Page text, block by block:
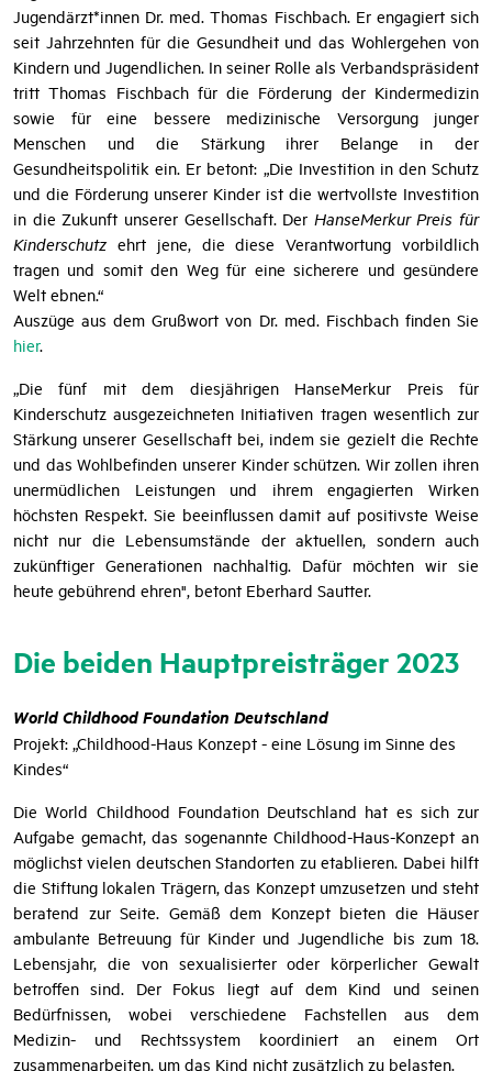
Diesjähriger Schirmherr der Preisverleihung ist der Kinder- und
Jugendarzt und Präsident des Berufsverbandes der Kinder- und
Jugendärzt*innen Dr. med. Thomas Fischbach. Er engagiert sich
seit Jahrzehnten für die Gesundheit und das Wohlergehen von
Kindern und Jugendlichen. In seiner Rolle als Verbandspräsident
tritt Thomas Fischbach für die Förderung der Kindermedizin
sowie für eine bessere medizinische Versorgung junger
Menschen und die Stärkung ihrer Belange in der
Gesundheitspolitik ein. Er betont: „Die Investition in den Schutz
und die Förderung unserer Kinder ist die wertvollste Investition
in die Zukunft unserer Gesellschaft. DerHanseMerkur Preis für
Kinderschutz
tragen und somit den Weg für eine sicherere und gesündere
Welt ebnen.“
hier.
„Die fünf mit dem diesjährigen HanseMerkur Preis für
Kinderschutz ausgezeichneten Initiativen tragen wesentlich zur
Stärkung unserer Gesellschaft bei, indem sie gezielt die Rechte
und das Wohlbefinden unserer Kinder schützen. Wir zollen ihren
unermüdlichen Leistungen und ihrem engagierten Wirken
höchsten Respekt. Sie beeinflussen damit auf positivste Weise
nicht nur die Lebensumstände der aktuellen, sondern auch
Die beiden Hauptpreisträger 2023
World Childhood Foundation Deutschland
Kindes“
Die World Childhood Foundation Deutschland hat es sich zur
Aufgabe gemacht, das sogenannte Childhood-Haus-Konzept an
möglichst vielen deutschen Standorten zu etablieren. Dabei hilft
die Stiftung lokalen Trägern, das Konzept umzusetzen und steht
beratend zur Seite. Gemäß dem Konzept bieten die Häuser
ambulante Betreuung für Kinder und Jugendliche bis zum 18.
Lebensjahr, die von sexualisierter oder körperlicher Gewalt
betroffen sind. Der Fokus liegt auf dem Kind und seinen
Bedürfnissen, wobei verschiedene Fachstellen aus dem